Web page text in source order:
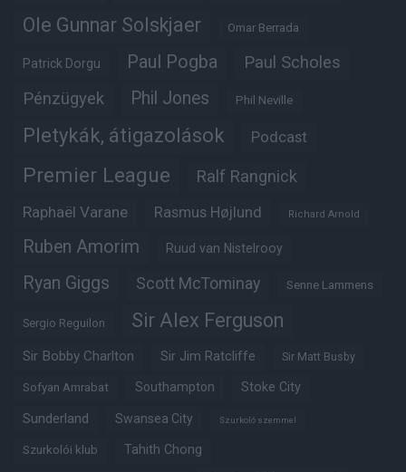
Ole Gunnar Solskjaer Omar Berrada
Patrick Dorgu Paul Pogba Paul Scholes
Pénzügyek Phil Jones Phil Neville
Pletykák, átigazolások Podcast
Premier League Ralf Rangnick
Raphaël Varane Rasmus Højlund Richard Arnold
Ruben Amorim Ruud van Nistelrooy
Ryan Giggs Scott McTominay Senne Lammens
Sergio Reguilon Sir Alex Ferguson
Sir Bobby Charlton Sir Jim Ratcliffe Sir Matt Busby
Sofyan Amrabat Southampton Stoke City
Sunderland Swansea City Szurkoló szemmel
Szurkolói klub Tahith Chong